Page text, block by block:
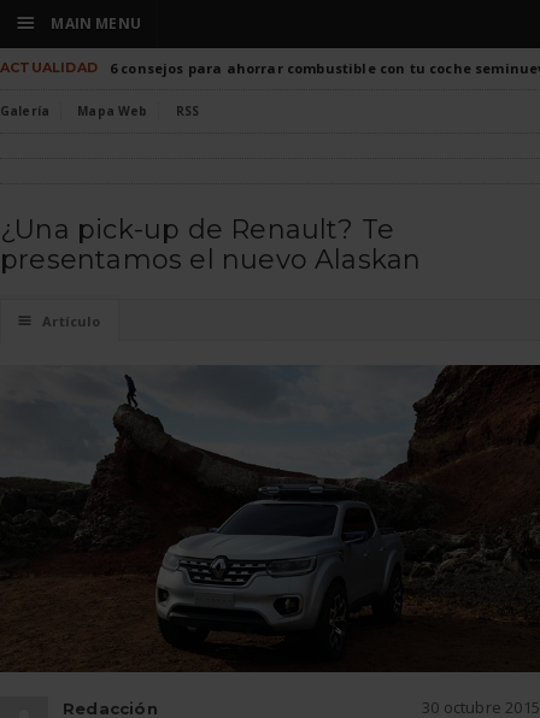
ACTUALIDAD 6 consejos para ahorrar combustible con tu coche
Galería Mapa Web RSS
¿Una pick-up de Renault? Te
presentamos el nuevo Alaskan
☰ Artículo
Redacción
30 octubre 2015
☰ MAIN MENU